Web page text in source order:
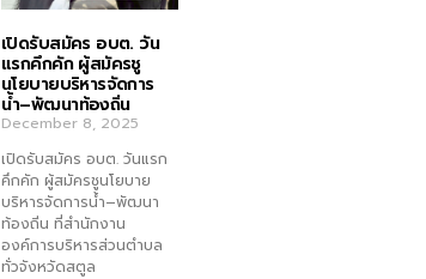
เปิดรับสมัคร อบต. วัน
แรกคึกคัก ผู้สมัครชู
นโยบายบริหารจัดการ
น้ำ–พัฒนาท้องถิ่น
December 8, 2025
เปิดรับสมัคร อบต. วันแรก
คึกคัก ผู้สมัครชูนโยบาย
บริหารจัดการน้ำ–พัฒนา
ท้องถิ่น ที่สำนักงาน
องค์การบริหารส่วนตำบล
ทั่วจังหวัดสตูล